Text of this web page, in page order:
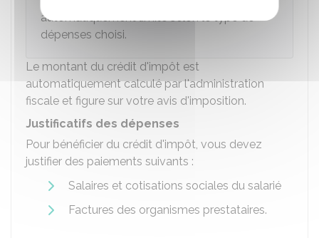
automatiquement limité selon le type de
dépenses choisi.
Le montant du crédit d'impôt est
automatiquement calculé par l'administration
fiscale et figure sur votre avis d'imposition.
Justificatifs des dépenses
Pour bénéficier du crédit d'impôt, vous devez
justifier des paiements suivants :
Salaires et cotisations sociales du salarié
Factures des organismes prestataires.